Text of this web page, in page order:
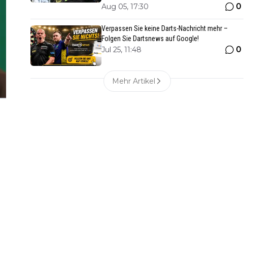
Aug 05, 17:30 0
Verpassen Sie keine Darts-Nachricht mehr –
Folgen Sie Dartsnews auf Google!
Jul 25, 11:48 0
Mehr Artikel